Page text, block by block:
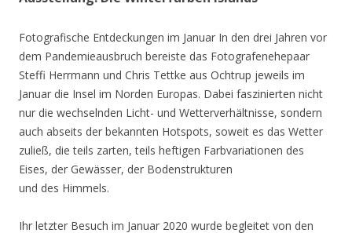
Fotografische Entdeckungen im Januar In den drei Jahren vor
dem Pandemieausbruch bereiste das Fotografenehepaar
Steffi Herrmann und Chris Tettke aus Ochtrup jeweils im
Januar die Insel im Norden Europas. Dabei faszinierten nicht
nur die wechselnden Licht- und Wetterverhältnisse, sondern
auch abseits der bekannten Hotspots, soweit es das Wetter
zuließ, die teils zarten, teils heftigen Farbvariationen des
Eises, der Gewässer, der Bodenstrukturen
und des Himmels.
Ihr letzter Besuch im Januar 2020 wurde begleitet von den